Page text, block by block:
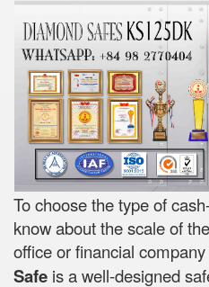
To choose the type of
know about the scale of
office or financial
Safe is a well-designed